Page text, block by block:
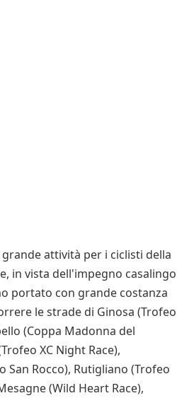
grande attività per i ciclisti della
in vista dell'impegno casalingo
portato con grande costanza
le strade di Ginosa (Trofeo
(Coppa Madonna del
XC Night Race),
San Rocco), Rutigliano (Trofeo
(Wild Heart Race),